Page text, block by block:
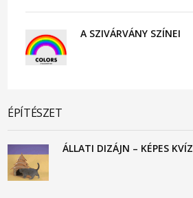
A SZIVÁRVÁNY SZÍNEI
ÉPÍTÉSZET
ÁLLATI DIZÁJN – KÉPES KVÍZ